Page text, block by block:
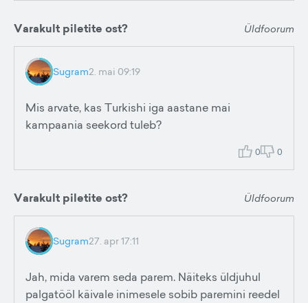
Varakult piletite ost? Üldfoorum
Sugram2. mai 09:19
Mis arvate, kas Turkishi iga aastane mai
kampaania seekord tuleb?
0 0
Varakult piletite ost? Üldfoorum
Sugram27. apr 17:11
Jah, mida varem seda parem. Näiteks üldjuhul
palgatööl käivale inimesele sobib paremini reedel